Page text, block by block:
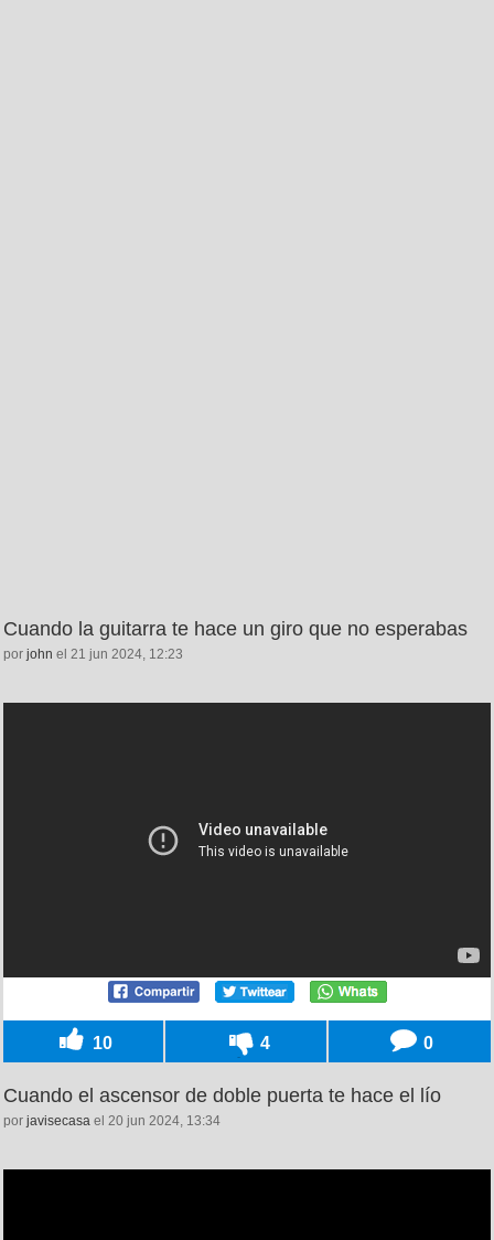
Cuando la guitarra te hace un giro que no esperabas
por john el 21 jun 2024, 12:23
10 4 0
Cuando el ascensor de doble puerta te hace el lío
por javisecasa el 20 jun 2024, 13:34